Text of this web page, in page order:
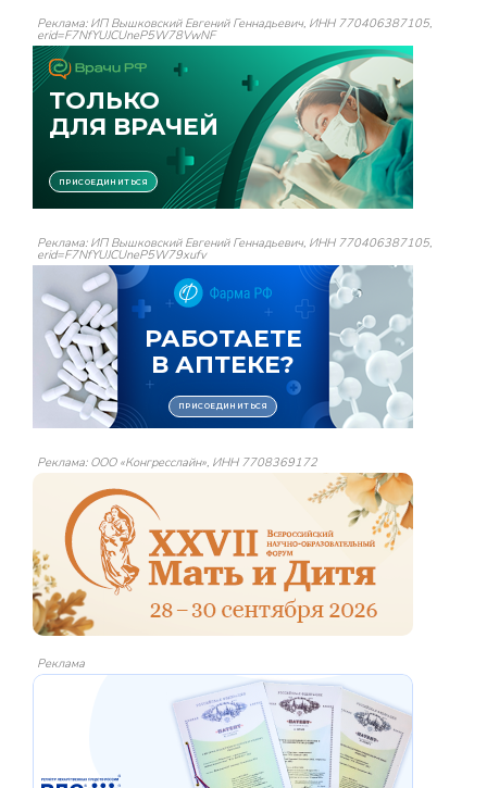
Реклама: ИП Вышковский Евгений Геннадьевич, ИНН 770406387105,
erid=F7NfYUJCUneP5W78VwNF
Реклама: ИП Вышковский Евгений Геннадьевич, ИНН 770406387105,
erid=F7NfYUJCUneP5W79xufv
Реклама: ООО «Конгресслайн», ИНН 7708369172
Реклама